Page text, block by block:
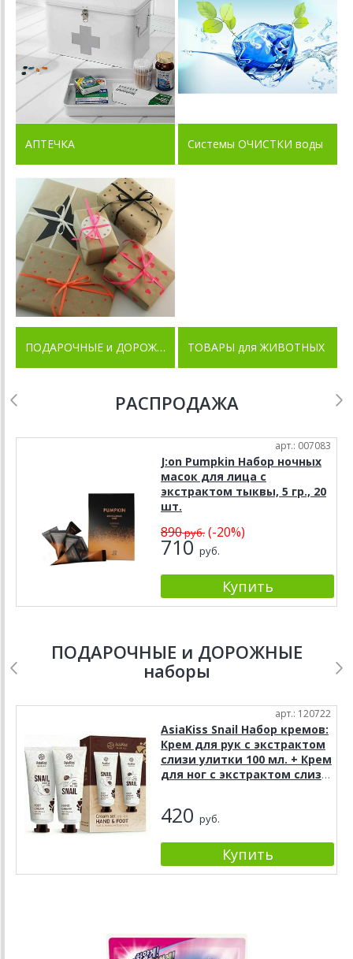
АПТЕЧКА Системы ОЧИСТКИ воды
ПОДАРОЧНЫЕ и ДОРОЖНЫЕ наборы ТОВАРЫ для ЖИВОТНЫХ
РАСПРОДАЖА
арт.: 007083
J:on Pumpkin Набор ночных
масок для лица с
экстрактом тыквы, 5 гр., 20
шт.
890руб. (-20%)
710 руб.
ПОДАРОЧНЫЕ и ДОРОЖНЫЕ
наборы
арт.: 120722
AsiaKiss Snail Набор кремов:
Крем для рук с экстрактом
слизи улитки 100 мл. + Крем
для ног с экстрактом слизи
420 руб.